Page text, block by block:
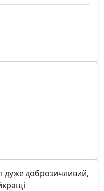
дуже доброзичливий,